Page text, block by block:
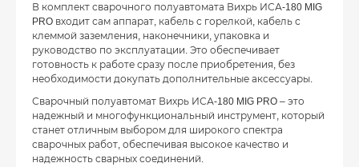
В комплект сварочного полуавтомата Вихрь ИСА-180 MIG
PRO входит сам аппарат, кабель с горелкой, кабель с
клеммой заземления, наконечники, упаковка и
руководство по эксплуатации. Это обеспечивает
готовность к работе сразу после приобретения, без
необходимости докупать дополнительные аксессуары.
Сварочный полуавтомат Вихрь ИСА-180 MIG PRO – это
надежный и многофункциональный инструмент, который
станет отличным выбором для широкого спектра
сварочных работ, обеспечивая высокое качество и
надежность сварных соединений.